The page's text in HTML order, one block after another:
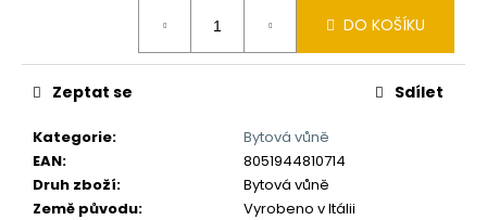
DO KOŠÍKU
Kategorie:
Bytová vůně
EAN:
8051944810714
Druh zboží:
Bytová vůně
Země původu:
Vyrobeno v Itálii
Zeptat se Sdílet
e